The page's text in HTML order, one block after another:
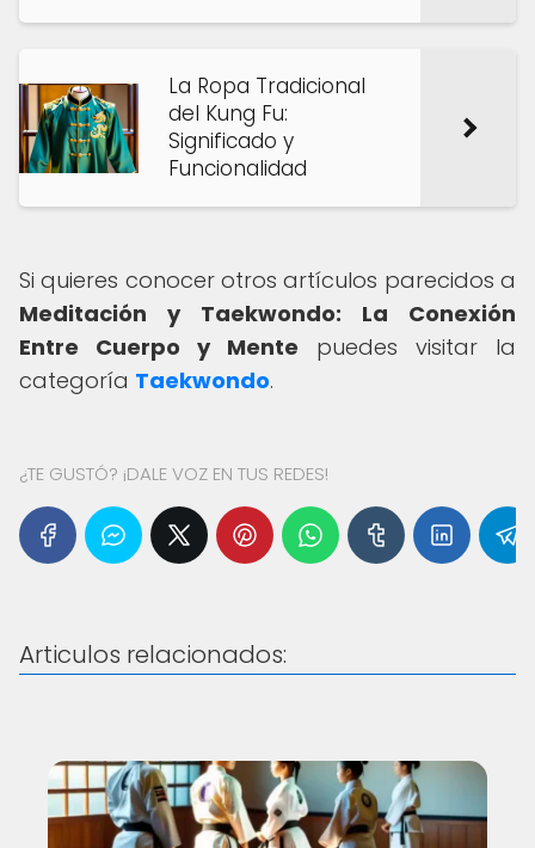
La Ropa Tradicional
del Kung Fu:
Significado y
Funcionalidad
Si quieres conocer otros artículos parecidos a
Meditación y Taekwondo: La Conexión
Entre Cuerpo y Mente puedes visitar la
categoría Taekwondo.
¿TE GUSTÓ? ¡DALE VOZ EN TUS REDES!
Articulos relacionados: